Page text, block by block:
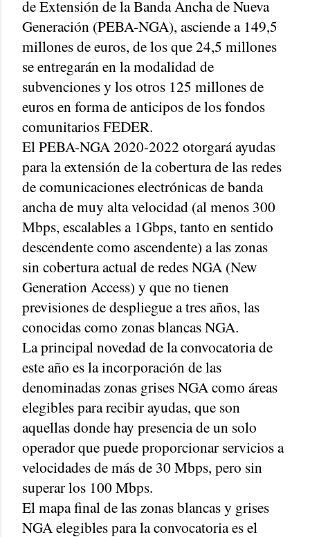
de Extensión de la Banda Ancha de Nueva
Generación (PEBA-NGA), asciende a 149,5
millones de euros, de los que 24,5 millones
se entregarán en la modalidad de
subvenciones y los otros 125 millones de
euros en forma de anticipos de los fondos
comunitarios FEDER.
El PEBA-NGA 2020-2022 otorgará ayudas
para la extensión de la cobertura de las redes
de comunicaciones electrónicas de banda
ancha de muy alta velocidad (al menos 300
Mbps, escalables a 1Gbps, tanto en sentido
descendente como ascendente) a las zonas
sin cobertura actual de redes NGA (New
Generation Access) y que no tienen
previsiones de despliegue a tres años, las
conocidas como zonas blancas NGA.
La principal novedad de la convocatoria de
este año es la incorporación de las
denominadas zonas grises NGA como áreas
elegibles para recibir ayudas, que son
aquellas donde hay presencia de un solo
operador que puede proporcionar servicios a
velocidades de más de 30 Mbps, pero sin
superar los 100 Mbps.
El mapa final de las zonas blancas y grises
NGA elegibles para la convocatoria es el